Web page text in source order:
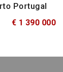
Portugal
€ 1 390 000